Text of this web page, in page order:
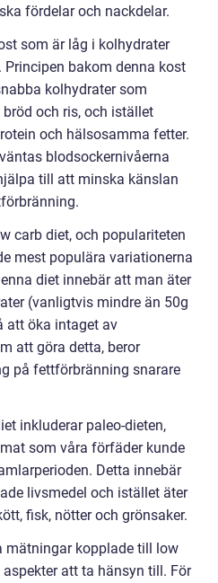
fördelar och nackdelar.
som är låg i kolhydrater
bakom denna kost
kolhydrater som
och ris, och istället
och hälsosamma fetter.
blodsockernivåerna
till att minska känslan
carb diet, och populariteten
mest populära variationerna
diet innebär att man äter
(vanligtvis mindre än 50g
att öka intaget av
att göra detta, beror
på fettförbränning snarare
inkluderar paleo-dieten,
som våra förfäder kunde
Detta innebär
livsmedel och istället äter
fisk, nötter och grönsaker.
mätningar kopplade till low
att ta hänsyn till. För